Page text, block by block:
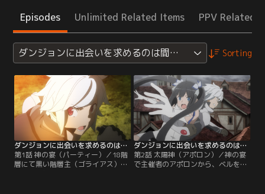
Episodes Unlimited Related Items PPV Related
ダンジョンに出会いを求めるのは間違っているだろうかII
Sorting
ダンジョンに出会いを求めるのは間違っているだろうかII 第01話
第1話 神の宴（パーティー）／18階
層にて黒い階層主（ゴライアス）を
ダンジョンに出会いを求めるのは間違っているだろうかII 第02話
第2話 太陽神（アポロン）／神の宴
で主催者のアポロンから、ベルを賭